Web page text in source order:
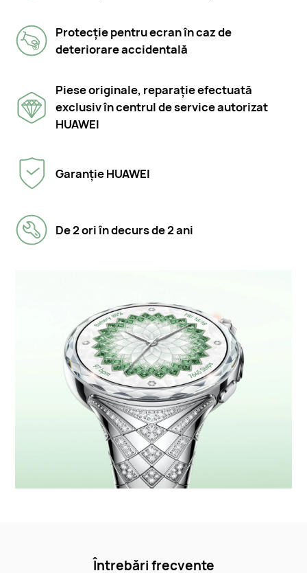
Protecție pentru ecran în caz de
deteriorare accidentală
Piese originale, reparație efectuată
exclusiv în centrul de service autorizat
HUAWEI
Garanție HUAWEI
De 2 ori în decurs de 2 ani
Întrebări frecvente